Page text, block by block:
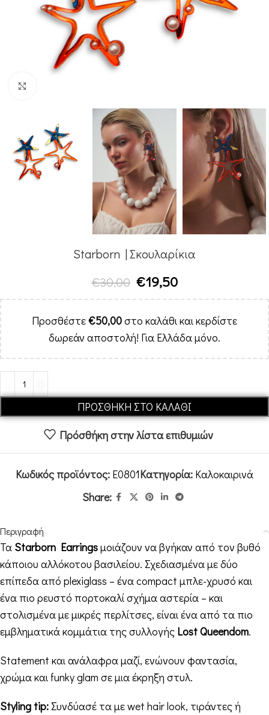
Starborn | Σκουλαρίκια
€30,00 €19,50
Προσθέστε€50,00στο καλάθι και κερδίστε
δωρεάν αποστολή! Για Ελλάδα μόνο.
ΠΡΟΣΘΉΚΗ ΣΤΟ ΚΑΛΆΘΙ
Πρόσθήκη στην λίστα επιθυμιών
Κωδικός προϊόντος: E0801Κατηγορία: Καλοκαιρινά
Share:
Περιγραφή
Τα Starborn Earringsμοιάζουν να βγήκαν από τον βυθό
κάποιου αλλόκοτου βασιλείου. Σχεδιασμένα με δύο
επίπεδα από plexiglass – ένα compact μπλε-χρυσό και
ένα πιο ρευστό πορτοκαλί σχήμα αστερία – και
στολισμένα με μικρές περλίτσες, είναι ένα από τα πιο
εμβληματικά κομμάτια της συλλογής Lost Queendom.
Statement και ανάλαφρα μαζί, ενώνουν φαντασία,
χρώμα και funky glam σε μια έκρηξη στυλ.
Styling tip: Συνδύασέ τα με wet hair look, τιράντες ή